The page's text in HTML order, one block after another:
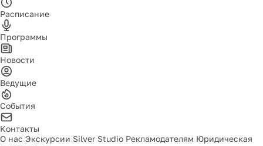
Расписание
Программы
Новости
Ведущие
События
Контакты
О нас Экскурсии Silver Studio Рекламодателям Юридическая